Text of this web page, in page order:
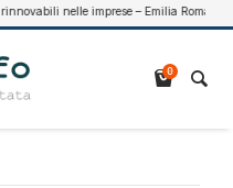
nelle imprese – Emilia Romagna
0